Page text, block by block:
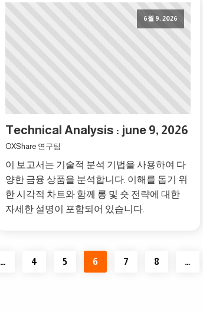
6월 9, 2026
Technical Analysis : june 9, 2026
OXShare 연구팀
이 보고서는 기술적 분석 기법을 사용하여 다
양한 금융 상품을 분석합니다. 이해를 돕기 위
한 시각적 차트와 함께 롱 및 숏 전략에 대한
자세한 설명이 포함되어 있습니다.
… 4 5 6 7 8 …